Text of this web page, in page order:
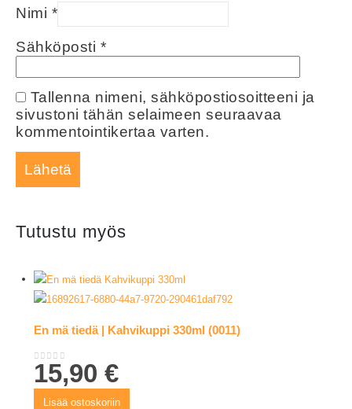
Nimi *
Sähköposti *
Tallenna nimeni, sähköpostiosoitteeni ja
sivustoni tähän selaimeen seuraavaa
kommentointikertaa varten.
Tutustu myös
En mä tiedä | Kahvikuppi 330ml (0011)
0out of 5
15,90€
Lisää ostoskoriin